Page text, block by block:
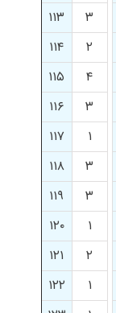
۳
۱۱۳
۲
۱۱۴
۴
۱۱۵
۳
۱۱۶
۱
۱۱۷
۳
۱۱۸
۳
۱۱۹
۱
۱۲۰
۲
۱۲۱
۱
۱۲۲